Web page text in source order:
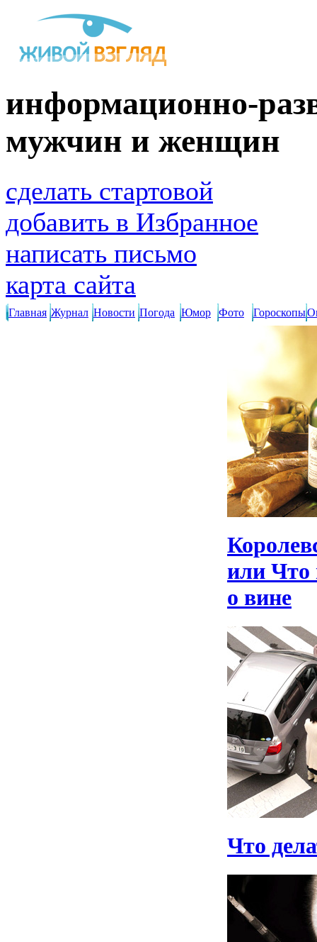
информационно-
мужчин и женщин
сделать стартовой
добавить в Избранное
написать письмо
карта сайта
Главная Журнал Новости Погода Юмор Фото Гороскопы
или Что
о вине
Что